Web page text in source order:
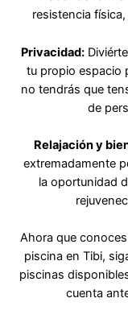
resistencia
Privacidad:
tu propio espacio
no tendrás que
de
Relajación y
extremadamente
la oportunidad
Ahora que
piscina en Tibi,
piscinas
cuenta